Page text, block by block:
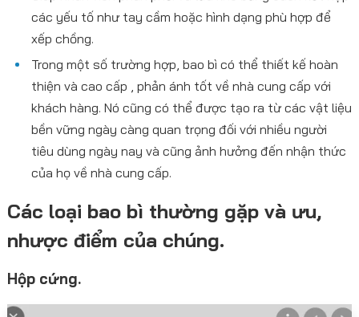
các yếu tố như tay cầm hoặc hình dạng phù hợp để
xếp chồng.
Trong một số trường hợp, bao bì có thể thiết kế hoàn
thiện và cao cấp , phản ánh tốt về nhà cung cấp với
khách hàng. Nó cũng có thể được tạo ra từ các vật liệu
bền vững ngày càng quan trọng đối với nhiều người
tiêu dùng ngày nay và cũng ảnh hưởng đến nhận thức
của họ về nhà cung cấp.
Các loại bao bì thường gặp và ưu,
nhược điểm của chúng.
Hộp cứng.